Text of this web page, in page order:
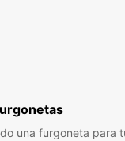
una furgoneta para